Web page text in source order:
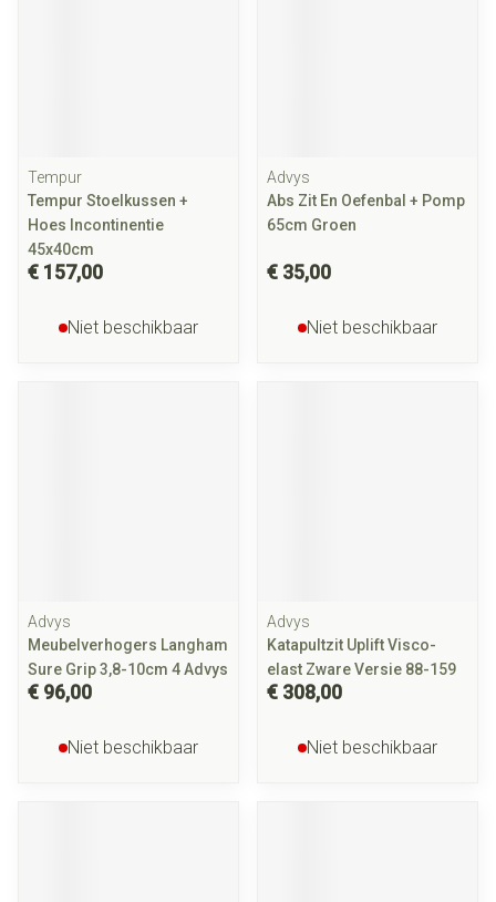
Tempur
Tempur Stoelkussen +
Hoes Incontinentie
45x40cm
€ 157,00
Niet beschikbaar
Advys
Abs Zit En Oefenbal + Pomp
65cm Groen
€ 35,00
Niet beschikbaar
Advys
Meubelverhogers Langham
Sure Grip 3,8-10cm 4 Advys
€ 96,00
Niet beschikbaar
Advys
Katapultzit Uplift Visco-
elast Zware Versie 88-159
€ 308,00
Niet beschikbaar